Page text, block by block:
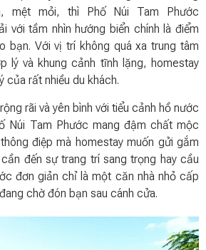
mệt mỏi, thì Phố Núi Tam Phước
với tầm nhìn hướng biển chính là điểm
bạn. Với vị trí không quá xa trung tâm
lý và khung cảnh tĩnh lặng, homestay
của rất nhiều du khách.
rãi và yên bình với tiểu cảnh hồ nước
Núi Tam Phước mang đậm chất mộc
điệp mà homestay muốn gửi gắm
đến sự trang trí sang trọng hay cầu
đơn giản chỉ là một căn nhà nhỏ cấp
chờ đón bạn sau cánh cửa.